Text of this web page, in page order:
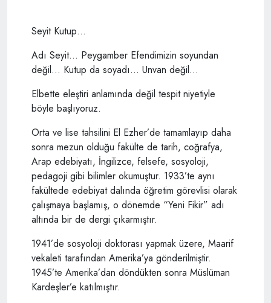
Seyit Kutup…
Adı Seyit… Peygamber Efendimizin soyundan
değil… Kutup da soyadı… Unvan değil…
Elbette eleştiri anlamında değil tespit niyetiyle
böyle başlıyoruz.
Orta ve lise tahsilini El Ezher’de tamamlayıp daha
sonra mezun olduğu fakülte de tarih, coğrafya,
Arap edebiyatı, İngilizce, felsefe, sosyoloji,
pedagoji gibi bilimler okumuştur. 1933’te aynı
fakültede edebiyat dalında öğretim görevlisi olarak
çalışmaya başlamış, o dönemde “Yeni Fikir” adı
altında bir de dergi çıkarmıştır.
1941’de sosyoloji doktorası yapmak üzere, Maarif
vekaleti tarafından Amerika’ya gönderilmiştir.
1945’te Amerika’dan döndükten sonra Müslüman
Kardeşler’e katılmıştır.